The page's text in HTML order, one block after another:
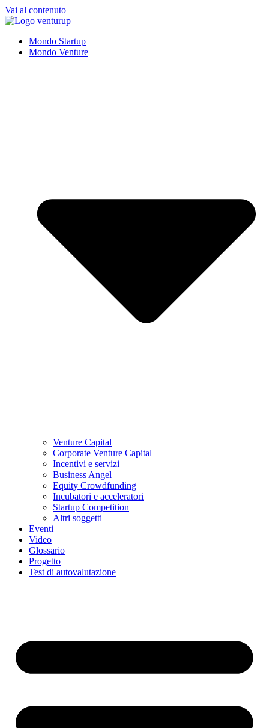
Vai al contenuto
Mondo Startup
Mondo Venture
Venture Capital
Corporate Venture Capital
Incentivi e servizi
Business Angel
Equity Crowdfunding
Incubatori e acceleratori
Startup Competition
Altri soggetti
Eventi
Video
Glossario
Progetto
Test di autovalutazione